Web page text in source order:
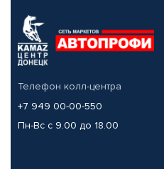
Телефон колл-центра
+7 949 00-00-550
Пн-Вс с 9.00 до 18.00